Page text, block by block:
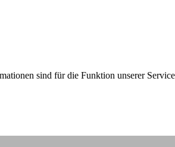
sind für die Funktion unserer